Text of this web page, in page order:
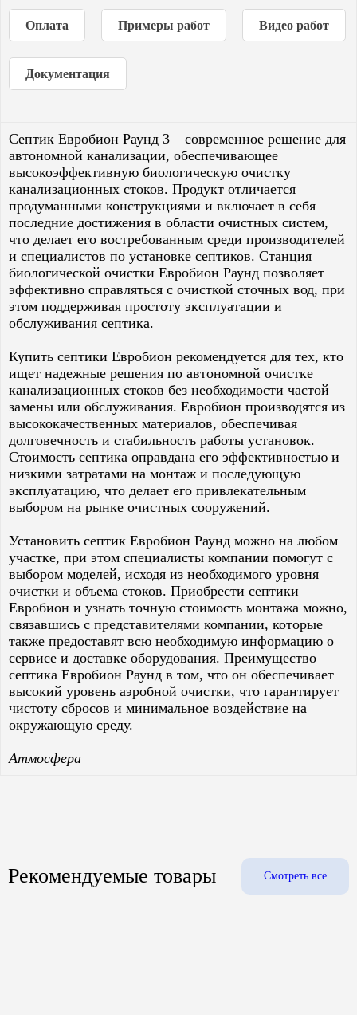
Оплата Примеры работ Видео работ
Документация
Септик Евробион Раунд 3 – современное решение для
автономной канализации, обеспечивающее
высокоэффективную биологическую очистку
канализационных стоков. Продукт отличается
продуманными конструкциями и включает в себя
последние достижения в области очистных систем,
что делает его востребованным среди производителей
и специалистов по установке септиков. Станция
биологической очистки Евробион Раунд позволяет
эффективно справляться с очисткой сточных вод, при
этом поддерживая простоту эксплуатации и
обслуживания септика.
Купить септики Евробион рекомендуется для тех, кто
ищет надежные решения по автономной очистке
канализационных стоков без необходимости частой
замены или обслуживания. Евробион производятся из
высококачественных материалов, обеспечивая
долговечность и стабильность работы установок.
Стоимость септика оправдана его эффективностью и
низкими затратами на монтаж и последующую
эксплуатацию, что делает его привлекательным
выбором на рынке очистных сооружений.
Установить септик Евробион Раунд можно на любом
участке, при этом специалисты компании помогут с
выбором моделей, исходя из необходимого уровня
очистки и объема стоков. Приобрести септики
Евробион и узнать точную стоимость монтажа можно,
связавшись с представителями компании, которые
также предоставят всю необходимую информацию о
сервисе и доставке оборудования. Преимущество
септика Евробион Раунд в том, что он обеспечивает
высокий уровень аэробной очистки, что гарантирует
чистоту сбросов и минимальное воздействие на
окружающую среду.
Атмосфера
Рекомендуемые товары Смотреть все